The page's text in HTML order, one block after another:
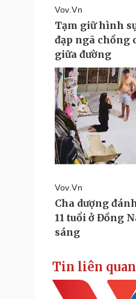
Tin liên quan